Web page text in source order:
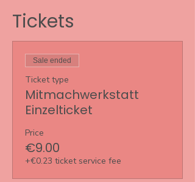
Tickets
Sale ended
Ticket type
Mitmachwerkstatt
Einzelticket
Price
€9.00
+€0.23 ticket service fee